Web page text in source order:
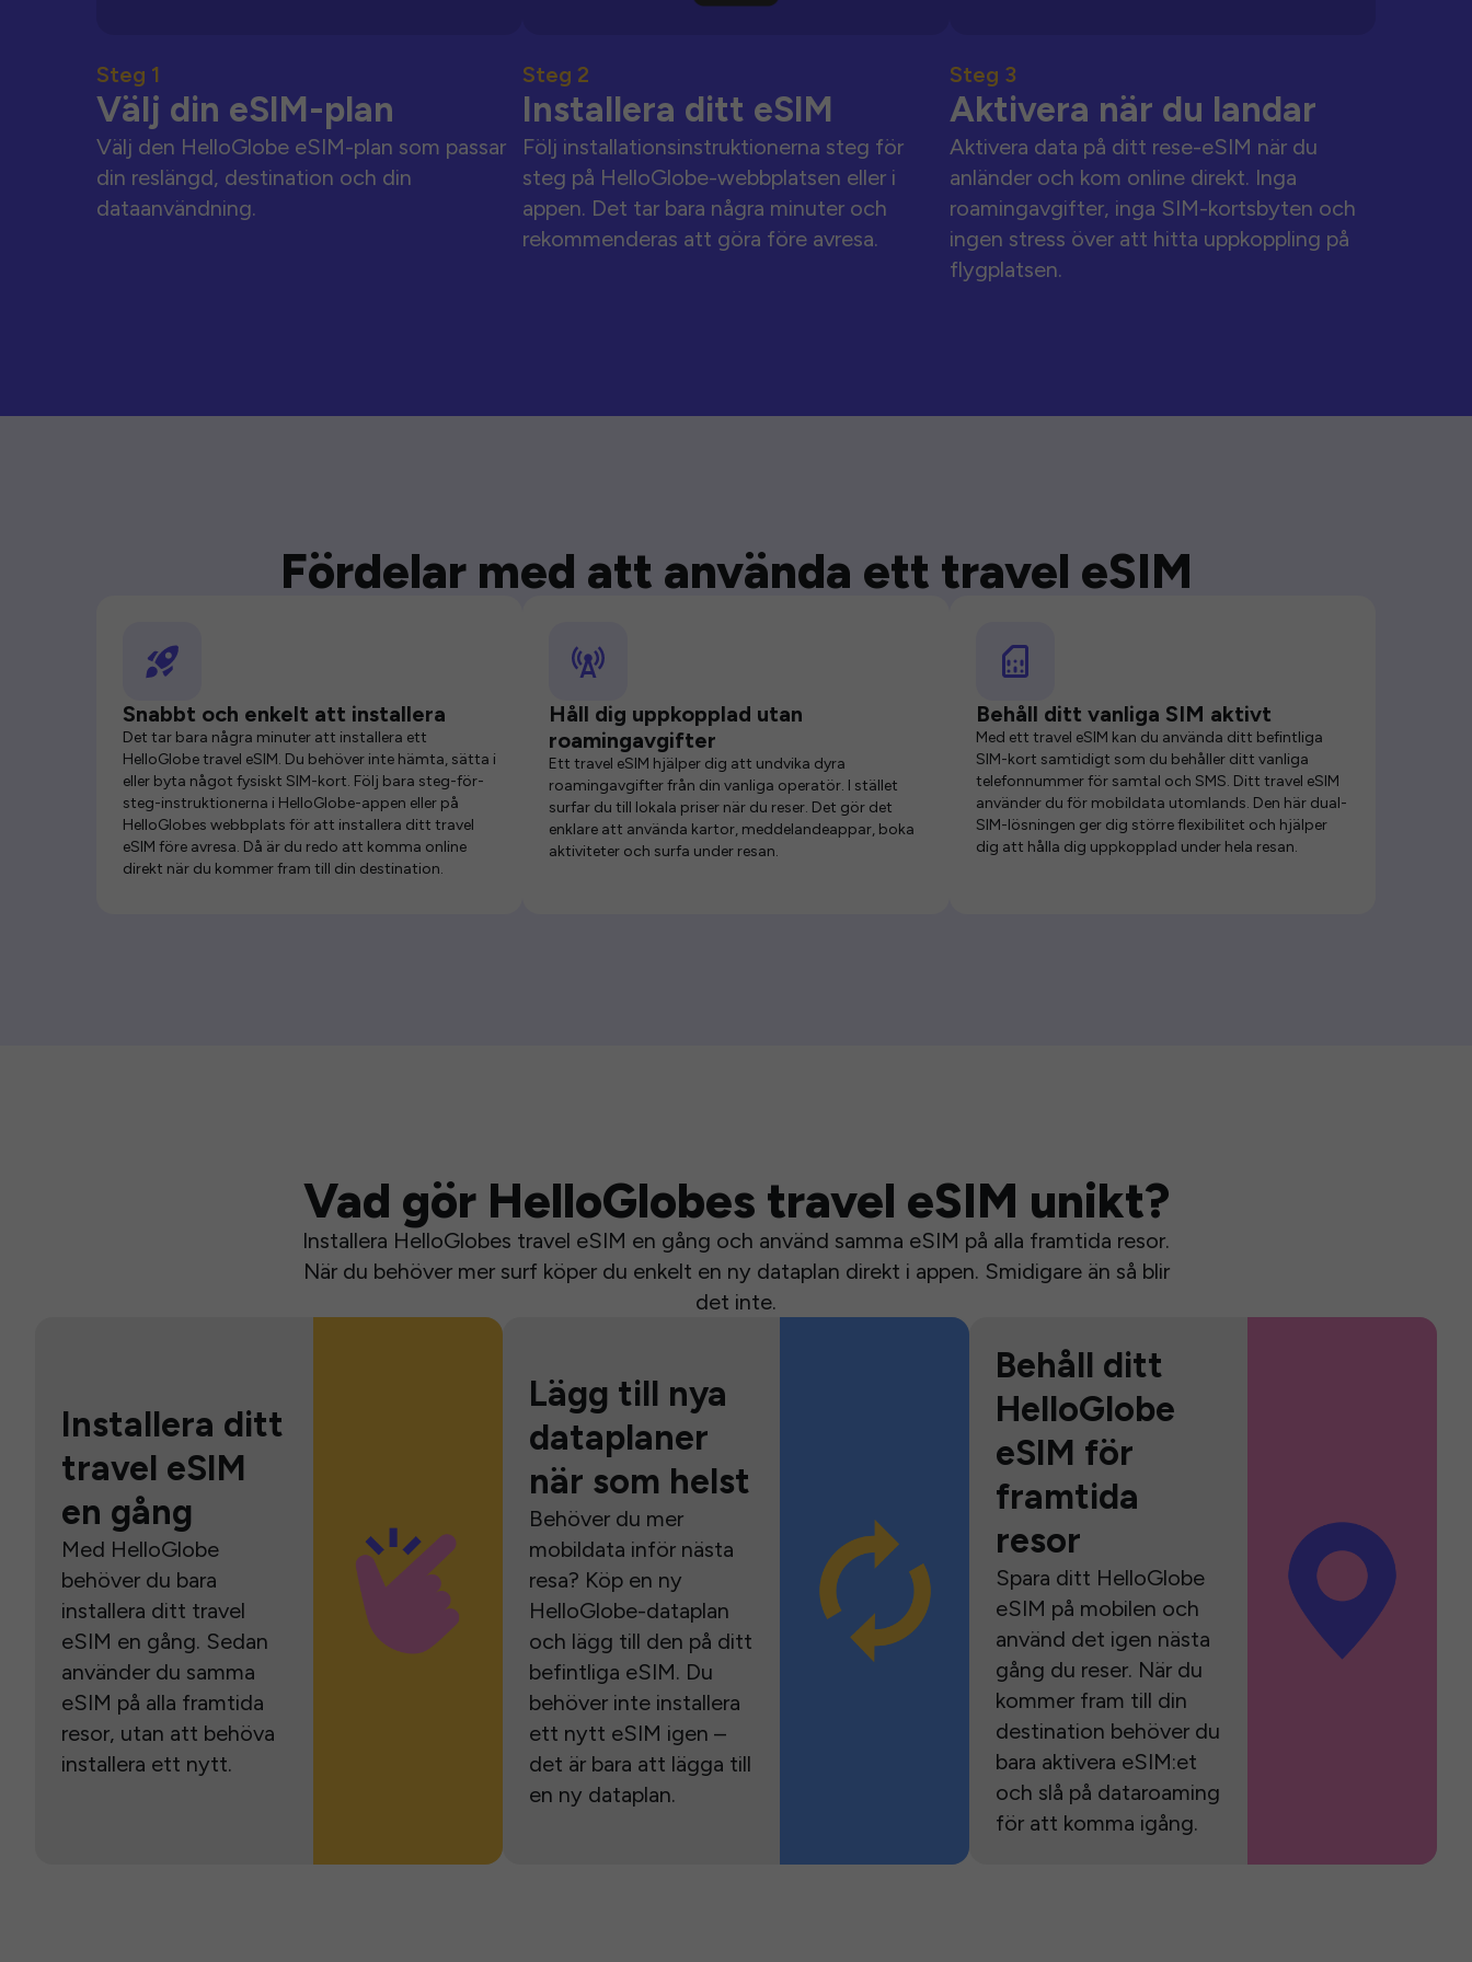
Steg 1
Välj din eSIM-plan
Välj den HelloGlobe eSIM-plan som passar
din reslängd, destination och din
dataanvändning.
Steg 2
Installera ditt eSIM
Följ installationsinstruktionerna steg för
steg på HelloGlobe-webbplatsen eller i
appen. Det tar bara några minuter och
rekommenderas att göra före avresa.
Steg 3
Aktivera när du landar
Aktivera data på ditt rese-eSIM när du
anländer och kom online direkt. Inga
roamingavgifter, inga SIM-kortsbyten och
ingen stress över att hitta uppkoppling på
flygplatsen.
Fördelar med att använda ett travel eSIM
Snabbt och enkelt att installera
Det tar bara några minuter att installera ett
HelloGlobe travel eSIM. Du behöver inte hämta, sätta i
eller byta något fysiskt SIM-kort. Följ bara steg-för-
steg-instruktionerna i HelloGlobe-appen eller på
HelloGlobes webbplats för att installera ditt travel
eSIM före avresa. Då är du redo att komma online
direkt när du kommer fram till din destination.
Håll dig uppkopplad utan
roamingavgifter
Ett travel eSIM hjälper dig att undvika dyra
roamingavgifter från din vanliga operatör. I stället
surfar du till lokala priser när du reser. Det gör det
enklare att använda kartor, meddelandeappar, boka
aktiviteter och surfa under resan.
Behåll ditt vanliga SIM aktivt
Med ett travel eSIM kan du använda ditt befintliga
SIM-kort samtidigt som du behåller ditt vanliga
telefonnummer för samtal och SMS. Ditt travel eSIM
använder du för mobildata utomlands. Den här dual-
SIM-lösningen ger dig större flexibilitet och hjälper
dig att hålla dig uppkopplad under hela resan.
Vad gör HelloGlobes travel eSIM unikt?
Installera HelloGlobes travel eSIM en gång och använd samma eSIM på alla framtida resor.
När du behöver mer surf köper du enkelt en ny dataplan direkt i appen. Smidigare än så blir
det inte.
Installera ditt
travel eSIM
en gång
Med HelloGlobe
behöver du bara
installera ditt travel
eSIM en gång. Sedan
använder du samma
eSIM på alla framtida
resor, utan att behöva
installera ett nytt.
Lägg till nya
dataplaner
när som helst
Behöver du mer
mobildata inför nästa
resa? Köp en ny
HelloGlobe-dataplan
och lägg till den på ditt
befintliga eSIM. Du
behöver inte installera
ett nytt eSIM igen –
det är bara att lägga till
en ny dataplan.
Behåll ditt
HelloGlobe
eSIM för
framtida
resor
Spara ditt HelloGlobe
eSIM på mobilen och
använd det igen nästa
gång du reser. När du
kommer fram till din
destination behöver du
bara aktivera eSIM:et
och slå på dataroaming
för att komma igång.